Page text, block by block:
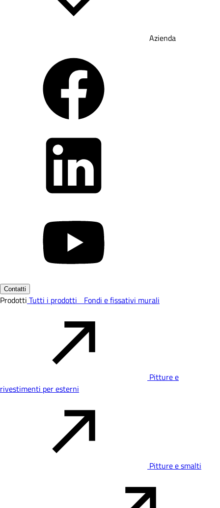
Azienda
Contatti
Prodotti Tutti i prodotti Fondi e fissativi murali
Pitture e
rivestimenti per esterni
Pitture e smalti